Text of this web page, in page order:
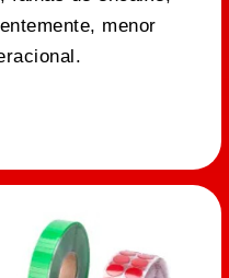
menor